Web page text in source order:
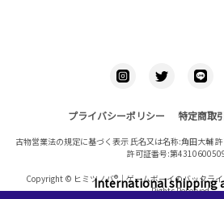
International shipping
プライバシーポリシー 特定商取
古物営業法の規定に基づく表示 氏名又は名称:角田大輔
許可証番号:第
Copyright © ヒミツノバ®｜ゲームボーイのバックラ
Rights Reserved.